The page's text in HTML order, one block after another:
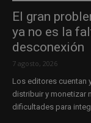
El gran
ya no es la
desconexión
7 agosto, 2026
Los editores cuentan
distribuir y monetizar
dificultades para